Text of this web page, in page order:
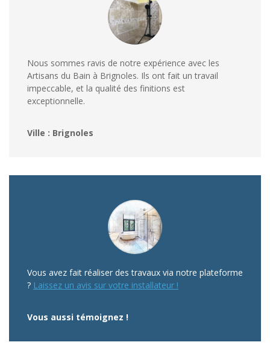
Nous sommes ravis de notre expérience avec les
Artisans du Bain à Brignoles. Ils ont fait un travail
impeccable, et la qualité des finitions est
exceptionnelle.
Ville : Brignoles
Vous avez fait réaliser des travaux via notre plateforme
? Laissez un avis sur votre installateur !
Vous aussi témoignez !